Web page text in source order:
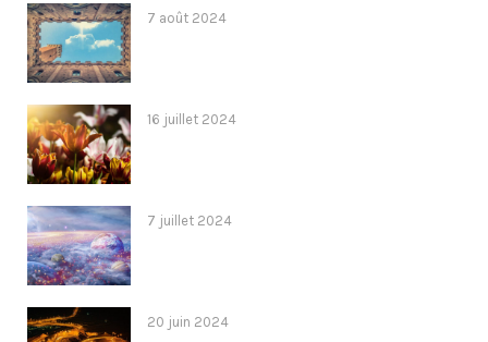
7 août 2024
16 juillet 2024
7 juillet 2024
20 juin 2024